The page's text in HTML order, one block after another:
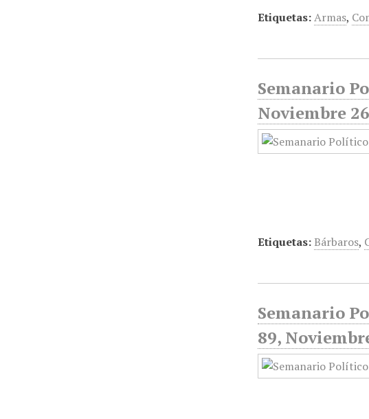
Etiquetas:Armas,
Semanario
Noviembre 26
Etiquetas: Bárbaros,
Semanario
89,